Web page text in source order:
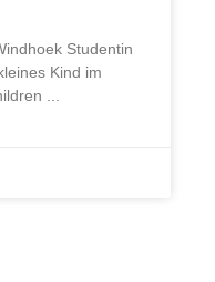
Studentin
Kind im